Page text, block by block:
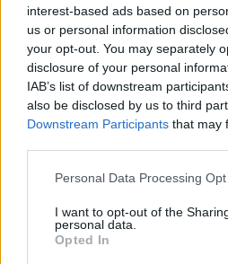
interest-based ads based on
us or personal information
your opt-out. You may separately
disclosure of your personal
IAB’s list of downstream
also be disclosed by us to third
Downstream Participants that may
Personal Data Processing
I want to opt-out of the
personal data.
Opted In
και
τους στην
μουσική